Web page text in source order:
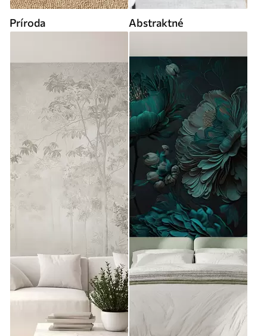
Príroda Abstraktné